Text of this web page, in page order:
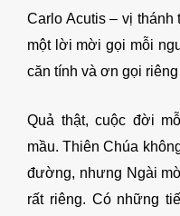
Carlo Acutis – vị
một lời mời gọi mỗi
căn tính và ơn gọi
Quả thật, cuộc đời
mầu. Thiên Chúa
đường, nhưng Ngài
rất riêng. Có những